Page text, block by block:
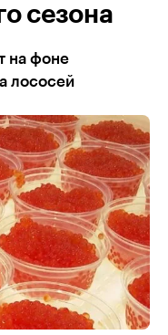
сезона
на фоне
лососей